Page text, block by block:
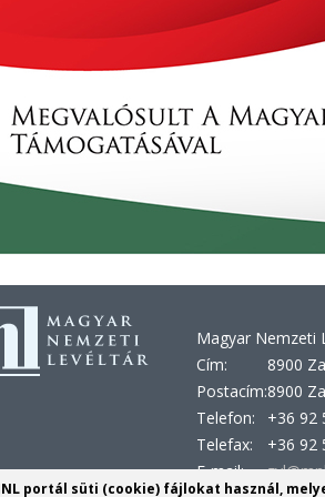
Magyar Nemzeti
Cím:
8900
Postacím:8900
Telefon:
+36 92
Telefax:
+36 92
E-mail:
portál süti (cookie) fájlokat használ,